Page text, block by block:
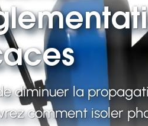
diminuer la
comment isoler